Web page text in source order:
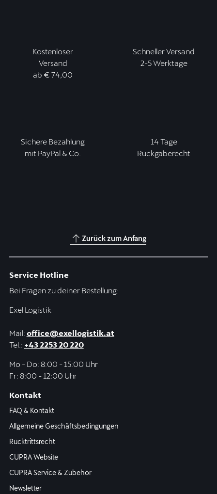
Kostenloser
Versand
ab € 74,00
Schneller Versand
2-5 Werktage
Sichere Bezahlung
mit PayPal & Co.
14 Tage
Rückgaberecht
Zurück zum Anfang
Service Hotline
Bei Fragen zu deiner Bestellung:
Exel Logistik
Mail: office@exellogistik.at
Tel.: +43 2253 20 220
Mo - Do: 8:00 - 15:00 Uhr
Fr: 8:00 - 12:00 Uhr
Kontakt
FAQ & Kontakt
Allgemeine Geschäftsbedingungen
Rücktrittsrecht
CUPRA Website
CUPRA Service & Zubehör
Newsletter